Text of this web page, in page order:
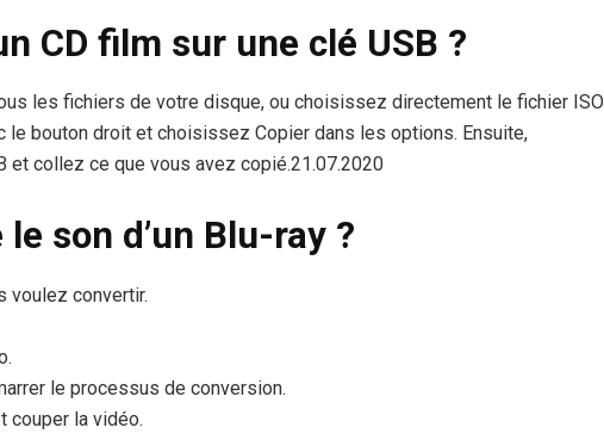
CD film sur une clé USB ?
les fichiers de votre disque, ou choisissez directement le fichier ISO
le bouton droit et choisissez Copier dans les options. Ensuite,
et collez ce que vous avez copié.21.07.2020
son d’un Blu-ray ?
voulez convertir.
le processus de conversion.
couper la vidéo.